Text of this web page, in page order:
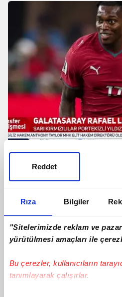
Rıza Bilgiler
"Sitelerimizde reklam ve
yürütülmesi amaçları ile
Bu çerezler, kullanıcıların
tanımlayarak çalışırlar.
Reddet
Galatasaray Rafael
İşte Portekizli yıldızın